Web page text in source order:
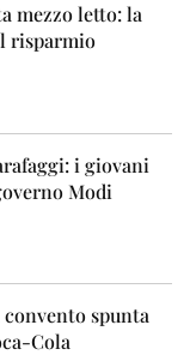
mezzo letto: la
risparmio
i giovani
Modi
spunta
Cola